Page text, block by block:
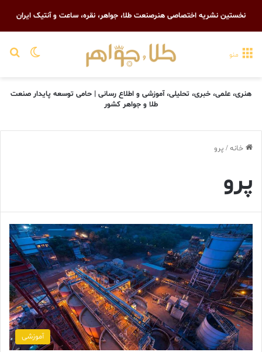
نخستین نشریه اختصاصی هنرصنعت طلا، جواهر، نقره، ساعت و آنتیک ایران
تغییر منو
هنری، علمی، خبری، تحلیلی، آموزشی و اطلاع رسانی | حامی توسعه پایدار صنعت
طلا و جواهر کشور
خانه/ پرو
پرو
آموزشی